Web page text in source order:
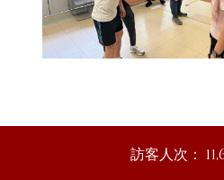
訪客人次：